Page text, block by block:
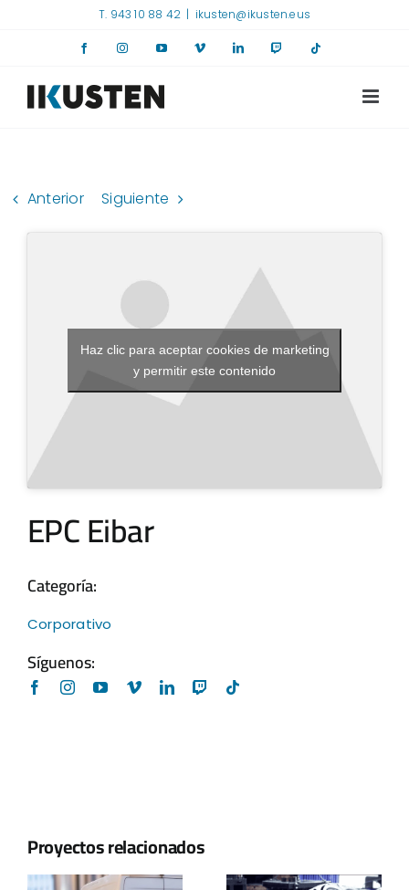
T. 943 10 88 42 | ikusten@ikusten.eus
FacebookInstagramYouTubeVimeo LinkedIn Twitch Tiktok
Anterior Siguiente
Haz clic para aceptar cookies de marketing
y permitir este contenido
EPC Eibar
Categoría:
Corporativo
Síguenos:
Proyectos relacionados